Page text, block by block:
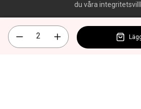
du våra